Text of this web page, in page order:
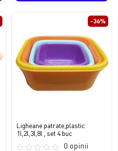
-36%
Ligheane patrate,plastic
1l,2l,3l,8l , set 4 buc
0 opinii